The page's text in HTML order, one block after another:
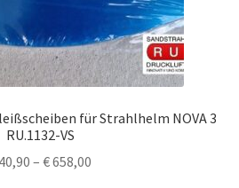
für Strahlhelm NOVA 3
RU.1132-VS
40,90 – €658,00